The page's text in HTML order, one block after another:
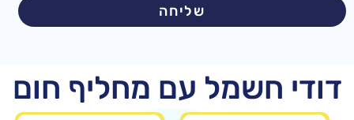
שליחה
דודי חשמל עם מחליף חום